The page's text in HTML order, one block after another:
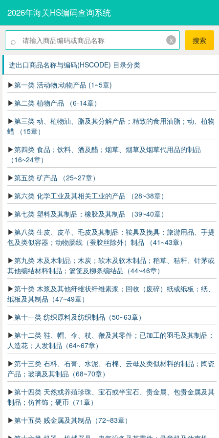
2026年海关HS编码查询系统
⌕ x 搜索
进出口商品名称与编码(HSCODE) 目录分类
第一类 活动物;动物产品 (1~5章)
第二类 植物产品 （6-14章）
第三类 动、植物油、脂及其分解产品；精致的食用油脂；动、植物
蜡 （15章）
第四类 食品；饮料、酒及醋；烟草、烟草及烟草代用品的制品
（16~24章）
第五类 矿产品 （25~27章）
第六类 化学工业及其相关工业的产品 （28~38章）
第七类 塑料及其制品；橡胶及其制品 （39~40章）
第八类 生皮、皮革、毛皮及其制品；鞍具及挽具；旅游用品、手提
包及类似容器；动物肠线（蚕胶丝除外）制品 （41~43章）
第九类 木及木制品；木炭；软木及软木制品；稻草、秸秆、针茅或
其他编结材料制品；篮筐及柳条编结品（44~46章）
第十类 木浆及其他纤维状纤维素浆；回收（废碎）纸或纸板；纸、
纸板及其制品（47~49章）
第十一类 纺织原料及纺织制品（50~63章）
第十二类 鞋、帽、伞、杖、鞭及其零件；已加工的羽毛及其制品；
人造花；人发制品（64~67章）
第十三类 石料、石膏、水泥、石棉、云母及类似材料的制品；陶瓷
产品；玻璃及其制品（68~70章）
第十四类 天然或养殖珍珠、宝石或半宝石、贵金属、包贵金属及其
制品；仿首饰；硬币（71章）
第十五类 贱金属及其制品（72~83章）